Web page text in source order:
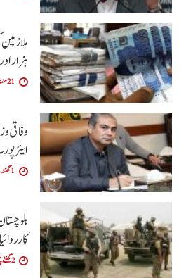
ہزار
21 منٹ پہلے
وفاقی
1 گھنٹہ پہلے
کارروائیاں، 15
2 گھنٹے پہلے